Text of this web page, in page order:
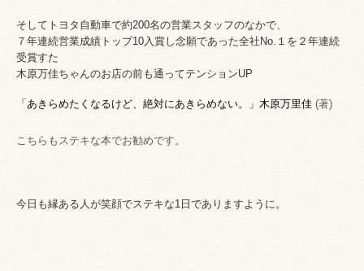
そしてトヨタ自動車で約200名の営業スタッフのなかで、
７年連続営業成績トップ10入賞し念願であった全社No.１を２年連続
受賞すた
木原万佳ちゃんのお店の前も通ってテンションUP
「あきらめたくなるけど、絶対にあきらめない。」 木原万里佳 (著)
こちらもステキな本でお勧めです。
今日も縁ある人が笑顔でステキな1日でありますように。